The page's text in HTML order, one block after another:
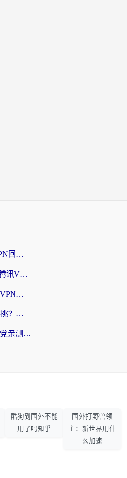
海外党必看：电脑免费VPN回国真的靠谱吗？附实测对比与最优方案指南
海外党必看：ChickCN和腾讯VPN好用吗？3招选对回国加速器，告别地区限制
海外党必看：如何选好用VPN实现国内资源无缝访问？从越南到全球都适用
从法国回国内的VPN怎么挑？海外党亲测：稳定、多端、安全才是关键
斧牛和闪疾哪个好？海外党亲测3款回国加速器，教你选到不踩坑的那一款
酷狗到国外不能
用了吗知乎
国外打野兽领
主：新世界用什
么加速